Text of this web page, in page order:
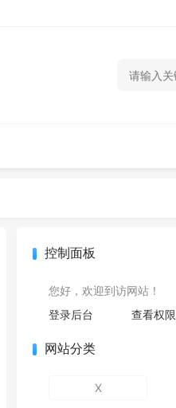
控制面板
您好，欢迎到访网站！
登录后台
查看权限
网站分类
X